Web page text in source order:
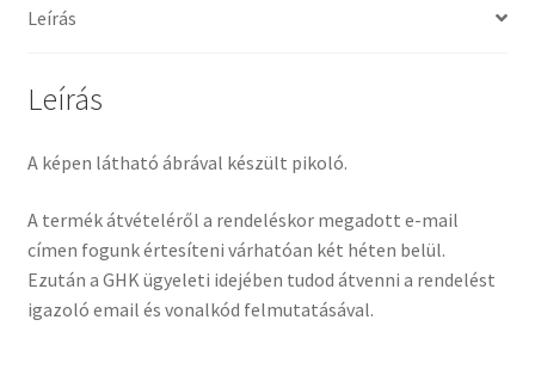
Leírás
Leírás
A képen látható ábrával készült pikoló.
A termék átvételéről a rendeléskor megadott e-mail
címen fogunk értesíteni várhatóan két héten belül.
Ezután a GHK ügyeleti idejében tudod átvenni a rendelést
igazoló email és vonalkód felmutatásával.